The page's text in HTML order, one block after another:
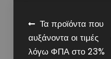
Post
navigation
Τα προϊόντα που
αυξάνοντα οι τιμές
λόγω ΦΠΑ στο 23%